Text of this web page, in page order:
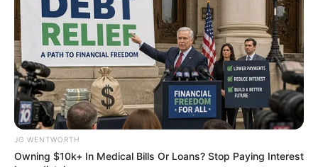
เช็คดวงรายวัน ตามวันเกิด พร้อมเคล็ดลับเสี่ยงโชค 1 มี.ค. 63
27 ก.พ. 2020
JG WENTWORTH
Owning $10k+ In Medical Bills Or Loans? Stop Paying Interest